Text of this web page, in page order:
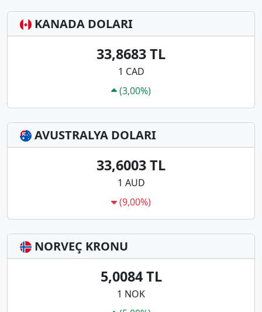
KANADA DOLARI
33,8683 TL
1 CAD
(3,00%)
AVUSTRALYA DOLARI
33,6003 TL
1 AUD
(9,00%)
NORVEÇ KRONU
5,0084 TL
1 NOK